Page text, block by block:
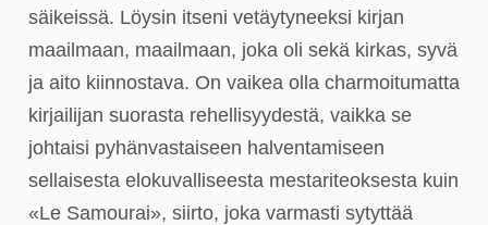
säikeissä. Löysin itseni vetäytyneeksi kirjan
maailmaan, maailmaan, joka oli sekä kirkas, syvä
ja aito kiinnostava. On vaikea olla charmoitumatta
kirjailijan suorasta rehellisyydestä, vaikka se
johtaisi pyhänvastaiseen halventamiseen
sellaisesta elokuvalliseesta mestariteoksesta kuin
«Le Samourai», siirto, joka varmasti sytyttää